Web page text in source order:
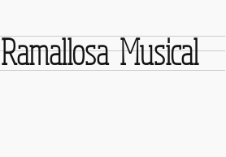
Ramallosa Musical